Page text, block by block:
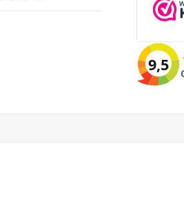
9,5